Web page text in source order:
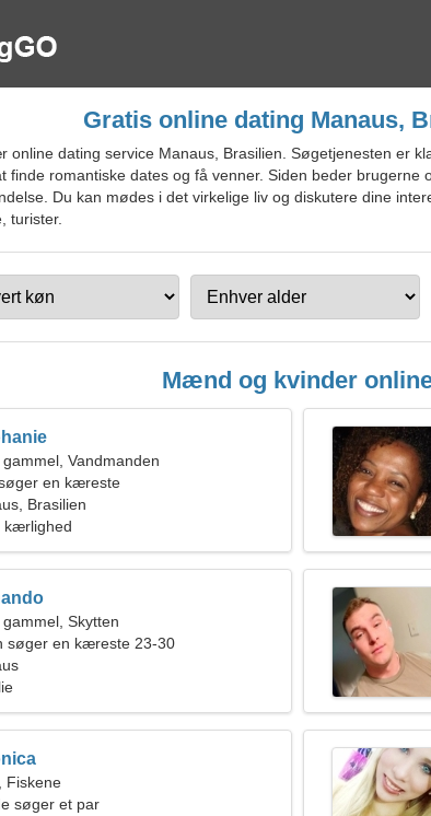
Gratis online dating Manaus,
online dating service Manaus, Brasilien. Søgetjenesten er
finde romantiske dates og få venner. Siden beder
Du kan mødes i det virkelige liv og diskutere dine
turister.
Mænd og kvinder
Vandmanden
en kæreste
Brasilien
Skytten
søger en kæreste 23-30
Fiskene
søger et par